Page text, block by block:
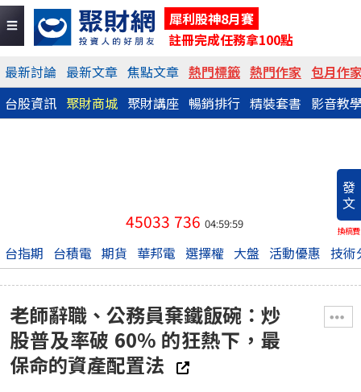
犀利股神8月賽
註冊完成任務拿100點
最新討論 最新文章 焦點文章 熱門標籤 熱門作家 包月作
台股資訊 聚財商城 聚財講座 暢銷排行 精裝套書 影音教
發
文
換稿費
45033 736 04:59:59
台指期 台積電 期貨 華邦電 選擇權 大盤 活動優惠 技術
老師辭職、公務員棄鐵飯碗：炒
股普及率破 60% 的狂熱下，最
保命的資產配置法